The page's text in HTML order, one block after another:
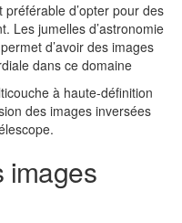
préférable d’opter pour des
Les jumelles d’astronomie
d’avoir des images
dans ce domaine
à haute-définition
des images inversées
images